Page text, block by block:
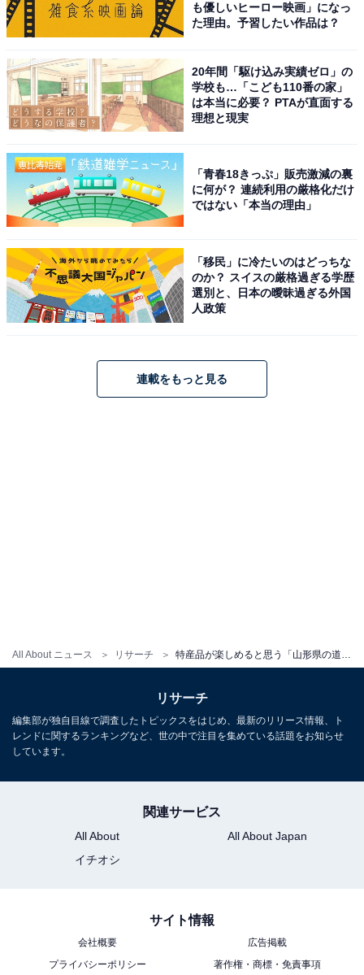
All About ニュース リサーチ
「ブランド牛である米沢牛を使ったレストランや惣
菜、加工品が充実しているから」（50代男性／東京
都）
「米沢といえば米沢牛のイメージが強く、山形を代
表する特産品を楽しめそうだからです。全国的にも
知名度が高く、地元グルメや関連商品が充実してい
感じました。分かりやすい名産地なのも魅力です」
（30代男性／茨城県）
※回答者からのコメントは原文ママです
※記事内容は執筆時点のものです。最新の内容をご確認
特産品が楽しめると思う「北海道の道の駅」ラ
ンキング！ 2位「あいろーど厚田」を抑えた1位
は？【2026年調査】
も優しいヒーロー映画」になっ
た理由。予習したい作品は？
20年間「駆け込み実績ゼロ」の
学校も…「こども110番の家」
は本当に必要？ PTAが直面する
理想と現実
「青春18きっぷ」販売激減の裏
に何が？ 連続利用の厳格化だけ
ではない「本当の理由」
「移民」に冷たいのはどっちな
のか？ スイスの厳格過ぎる学歴
選別と、日本の曖昧過ぎる外国
人政策
連載をもっと見る
リサーチ
編集部が独自目線で調査したトピックスをはじめ、最新のリリース情報、ト
レンドに関するランキングなど、世の中で注目を集めている話題をお知らせ
しています。
関連サービス
All About
All About Japan
イチオシ
サイト情報
会社概要
広告掲載
プライバシーポリシー
著作権・商標・免責事項